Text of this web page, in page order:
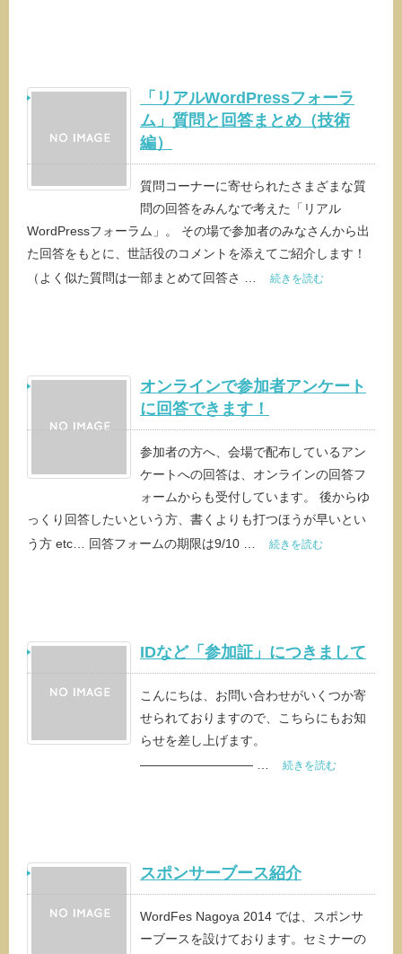
「リアルWordPressフォーラ
ム」質問と回答まとめ（技術
編）
質問コーナーに寄せられたさまざまな質
問の回答をみんなで考えた「リアル
WordPressフォーラム」。 その場で参加者のみなさんから出
た回答をもとに、世話役のコメントを添えてご紹介します！
（よく似た質問は一部まとめて回答さ …
続きを読む
オンラインで参加者アンケート
に回答できます！
参加者の方へ、会場で配布しているアン
ケートへの回答は、オンラインの回答フ
ォームからも受付しています。 後からゆ
っくり回答したいという方、書くよりも打つほうが早いとい
う方 etc… 回答フォームの期限は9/10 …
続きを読む
IDなど「参加証」につきまして
こんにちは、お問い合わせがいくつか寄
せられておりますので、こちらにもお知
らせを差し上げます。
————————— …
続きを読む
スポンサーブース紹介
WordFes Nagoya 2014 では、スポンサ
ーブースを設けております。セミナーの